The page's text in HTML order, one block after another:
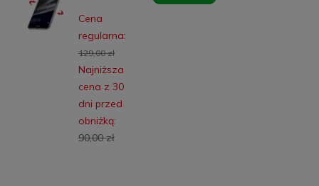
Cena
regularna:
129,00 zł
Najniższa
cena z 30
dni przed
obniżką:
90,00 zł